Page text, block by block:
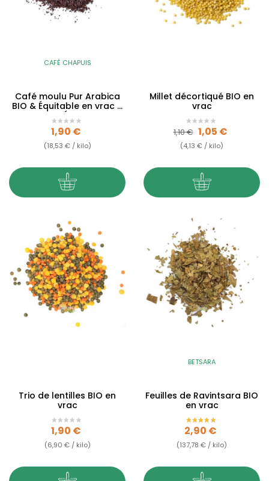
CAFÉ CHAPUIS
Café moulu Pur Arabica
BIO & Équitable en vrac –
Moka Éthiopie
Prix
1,90 €
(18,53 € / kilo)
Millet décortiqué BIO en
vrac
Prix de base
1,10 € Prix
1,05 €
(4,13 € / kilo)
Trio de lentilles BIO en
vrac
Prix
1,90 €
(6,90 € / kilo)
BETSARA
Feuilles de Ravintsara BIO
en vrac
Prix
2,90 €
(137,78 € / kilo)